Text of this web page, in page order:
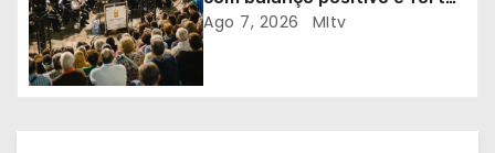
s
adesão da comunidade
Ago 7, 2026 MItv